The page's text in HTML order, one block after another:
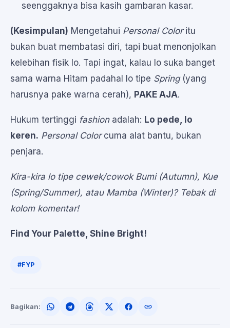
seenggaknya bisa kasih gambaran kasar.
(Kesimpulan) Mengetahui Personal Coloritu
bukan buat membatasi diri, tapi buat menonjolkan
kelebihan fisik lo. Tapi ingat, kalau lo suka banget
sama warna Hitam padahal lo tipe Spring(yang
harusnya pake warna cerah), PAKE AJA.
Hukum tertinggi fashionadalah: Lo pede, lo
keren. Personal Colorcuma alat bantu, bukan
penjara.
Kira-kira lo tipe cewek/cowok Bumi (Autumn), Kue
(Spring/Summer), atau Mamba (Winter)? Tebak di
kolom komentar!
Find Your Palette, Shine Bright!
#FYP
Bagikan: